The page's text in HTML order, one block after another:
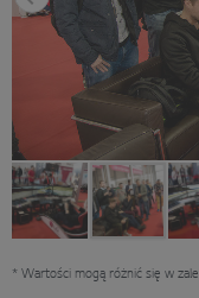
* Wartości mogą różnić się w